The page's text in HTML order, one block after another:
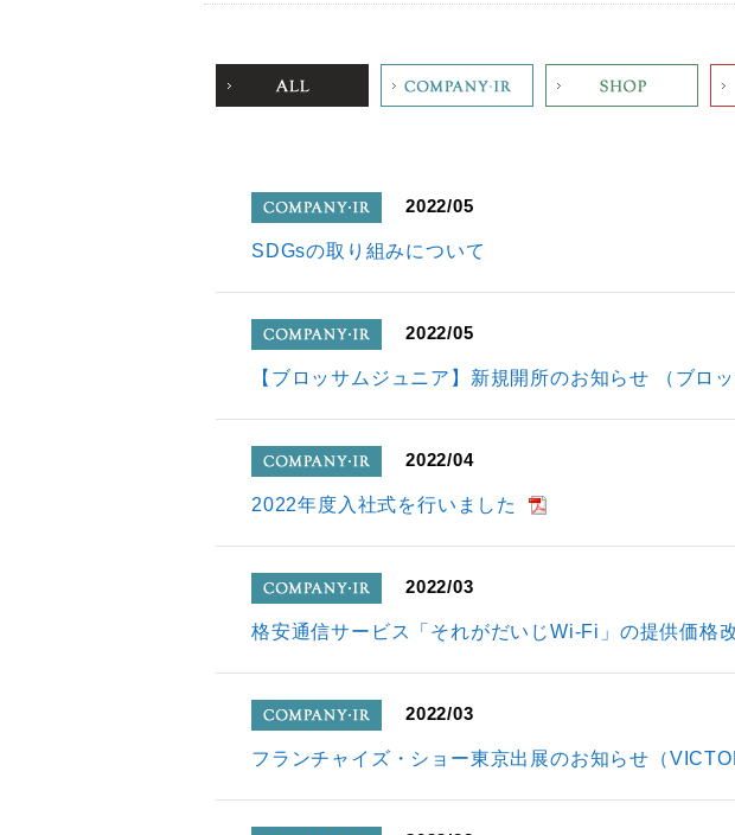
company
2022/05
SDGsの取り組みについて
company
2022/05
【ブロッサムジュニア】新規開所のお知らせ （ブロ
company
2022/04
2022年度入社式を行いました
company
2022/03
格安通信サービス「それがだいじWi-Fi」の提供価格
company
2022/03
フランチャイズ・ショー東京出展のお知らせ（